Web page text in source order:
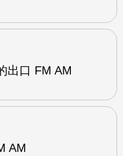
出口 FM AM
AM